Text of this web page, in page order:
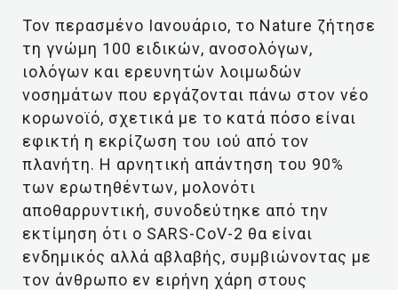
Τον περασμένο Ιανουάριο, το Nature ζήτησε
τη γνώμη 100 ειδικών, ανοσολόγων,
ιολόγων και ερευνητών λοιμωδών
νοσημάτων που εργάζονται πάνω στον νέο
κορωνοϊό, σχετικά με το κατά πόσο είναι
εφικτή η εκρίζωση του ιού από τον
πλανήτη. Η αρνητική απάντηση του 90%
των ερωτηθέντων, μολονότι
αποθαρρυντική, συνοδεύτηκε από την
εκτίμηση ότι ο SARS-CoV-2 θα είναι
ενδημικός αλλά αβλαβής, συμβιώνοντας με
τον άνθρωπο εν ειρήνη χάρη στους